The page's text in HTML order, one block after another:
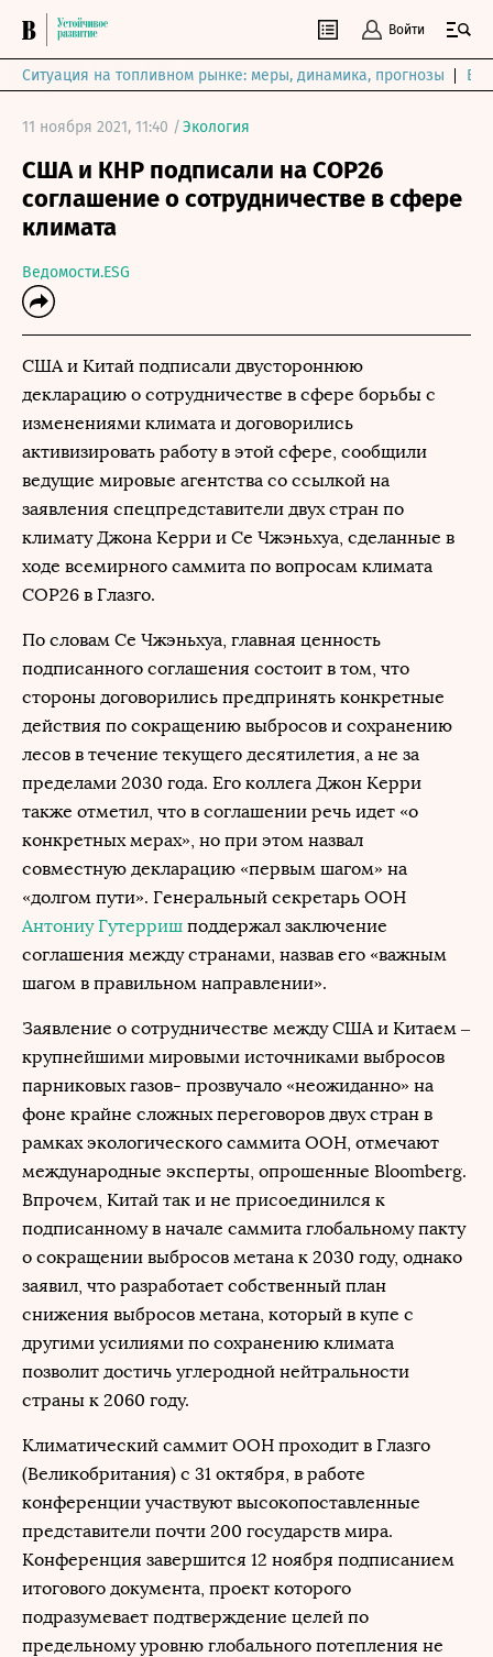
Войти
Ситуация на топливном рынке: меры, динамика, прогнозы
11 ноября 2021, 11:40 /Экология
США и КНР подписали на COP26
соглашение о сотрудничестве в сфере
климата
Ведомости.ESG
США и Китай подписали двустороннюю
декларацию о сотрудничестве в сфере борьбы с
изменениями климата и договорились
активизировать работу в этой сфере, сообщили
ведущие мировые агентства со ссылкой на
заявления спецпредставители двух стран по
климату Джона Керри и Се Чжэньхуа, сделанные в
ходе всемирного саммита по вопросам климата
COP26 в Глазго.
По словам Се Чжэньхуа, главная ценность
подписанного соглашения состоит в том, что
стороны договорились предпринять конкретные
действия по сокращению выбросов и сохранению
лесов в течение текущего десятилетия, а не за
пределами 2030 года. Его коллега Джон Керри
также отметил, что в соглашении речь идет «о
конкретных мерах», но при этом назвал
совместную декларацию «первым шагом» на
«долгом пути». Генеральный секретарь ООН
Антониу Гутерриш поддержал заключение
соглашения между странами, назвав его «важным
шагом в правильном направлении».
Заявление о сотрудничестве между США и Китаем –
крупнейшими мировыми источниками выбросов
парниковых газов- прозвучало «неожиданно» на
фоне крайне сложных переговоров двух стран в
рамках экологического саммита ООН, отмечают
международные эксперты, опрошенные Bloomberg.
Впрочем, Китай так и не присоединился к
подписанному в начале саммита глобальному пакту
о сокращении выбросов метана к 2030 году, однако
заявил, что разработает собственный план
снижения выбросов метана, который в купе с
другими усилиями по сохранению климата
позволит достичь углеродной нейтральности
страны к 2060 году.
Климатический саммит ООН проходит в Глазго
(Великобритания) с 31 октября, в работе
конференции участвуют высокопоставленные
представители почти 200 государств мира.
Конференция завершится 12 ноября подписанием
итогового документа, проект которого
подразумевает подтверждение целей по
предельному уровню глобального потепления не